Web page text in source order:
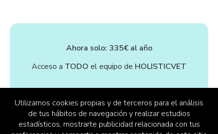
Ahora solo: 335€ al año
Acceso a TODO el equipo de HOLISTICVET
QUIERO ENTRAR AL GRUPO PRIVADO
Utilizamos cookies propias y de terceros para el análisis
de tus hábitos de navegación y realizar estudios
estadísticos, mostrarte publicidad relacionada con tus